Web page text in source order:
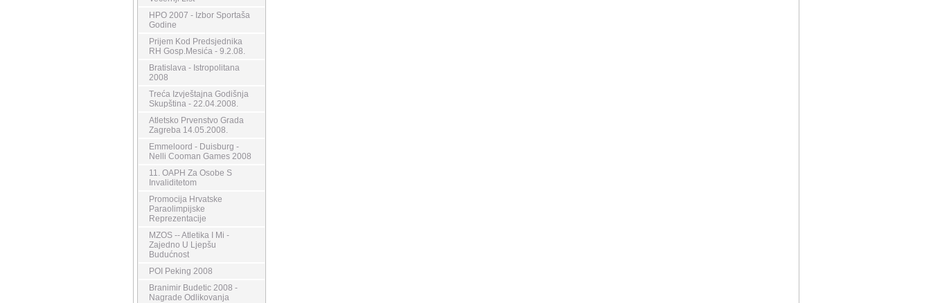
HPO 2007 - Izbor Sportaša
Godine
Prijem Kod Predsjednika
RH Gosp.Mesića - 9.2.08.
Bratislava - Istropolitana
2008
Treća Izvještajna Godišnja
Skupština - 22.04.2008.
Atletsko Prvenstvo Grada
Zagreba 14.05.2008.
Emmeloord - Duisburg -
Nelli Cooman Games 2008
11. OAPH Za Osobe S
Invaliditetom
Promocija Hrvatske
Paraolimpijske
Reprezentacije
MZOS -- Atletika I Mi -
Zajedno U Ljepšu
Budućnost
POI Peking 2008
Branimir Budetic 2008 -
Nagrade Odlikovanja